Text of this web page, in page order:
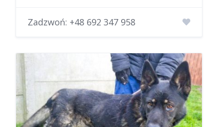
Zadzwoń: +48 692 347 958